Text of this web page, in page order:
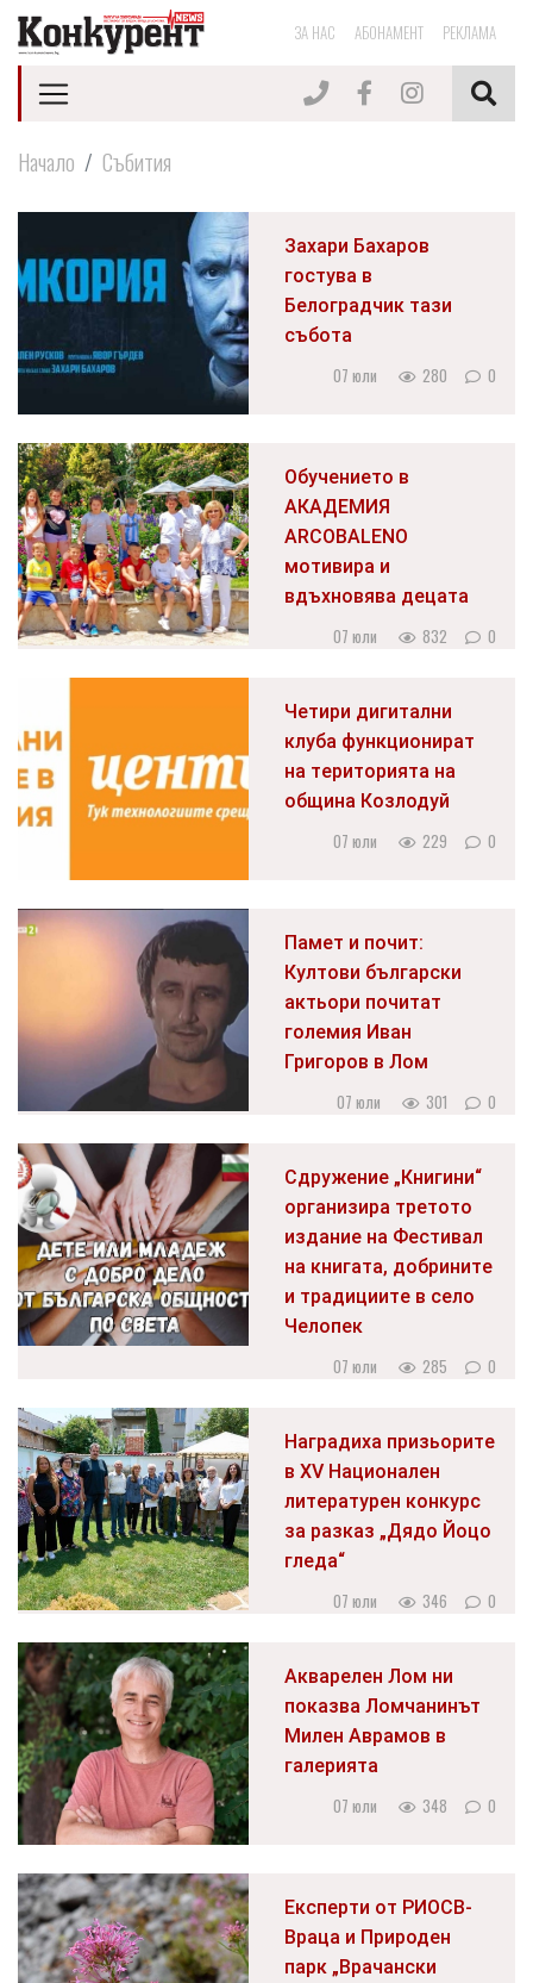
ЗА НАС АБОНАМЕНТ РЕКЛАМА
Начало Събития
Захари Бахаров
гостува в
Белоградчик тази
събота
07 юли 280 0
Обучението в
АКАДЕМИЯ
ARCOBALENO
мотивира и
вдъхновява децата
07 юли 832 0
Четири дигитални
клуба функционират
на територията на
община Козлодуй
07 юли 229 0
Памет и почит:
Култови български
актьори почитат
големия Иван
Григоров в Лом
07 юли 301 0
Сдружение „Книгини“
организира третото
издание на Фестивал
на книгата, добрините
и традициите в село
Челопек
07 юли 285 0
Наградиха призьорите
в XV Национален
литературен конкурс
за разказ „Дядо Йоцо
гледа“
07 юли 346 0
Акварелен Лом ни
показва Ломчанинът
Милен Аврамов в
галерията
07 юли 348 0
Експерти от РИОСВ-
Враца и Природен
парк „Врачански